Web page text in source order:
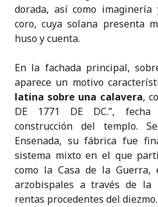
dorada, así como
coro, cuya solana presenta
huso y cuenta.
En la fachada principal,
aparece un motivo
latina sobre una calavera,
DE 1771 DE DC.”,
construcción del templo.
Ensenada, su fábrica fue
sistema mixto en el que
como la Casa de la Guerra,
arzobispales a través de la
rentas procedentes del diezmo.